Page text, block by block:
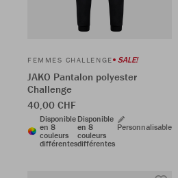
FEMMES CHALLENGE SALE!
JAKO Pantalon polyester
Challenge
40,00 CHF
Disponible
en 8
couleurs
différentes
Disponible
en 8
couleurs
différentes
Personnalisable